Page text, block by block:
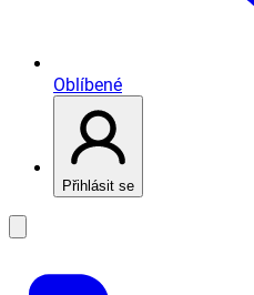
Oblíbené
Přihlásit se